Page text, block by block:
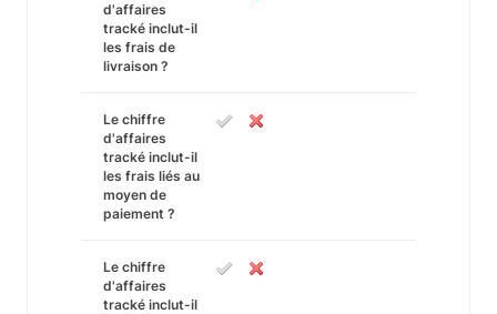
d'affaires
tracké inclut-il
les frais de
livraison ?
Le chiffre
d'affaires
tracké inclut-il
les frais liés au
moyen de
paiement ?
Le chiffre
d'affaires
tracké inclut-il